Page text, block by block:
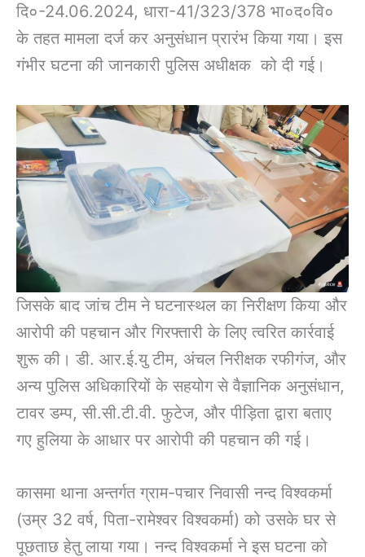
दि०-24.06.2024, धारा-41/323/378 भा०द०वि०
के तहत मामला दर्ज कर अनुसंधान प्रारंभ किया गया। इस
गंभीर घटना की जानकारी पुलिस अधीक्षक को दी गई।
जिसके बाद जांच टीम ने घटनास्थल का निरीक्षण किया और
आरोपी की पहचान और गिरफ्तारी के लिए त्वरित कार्रवाई
शुरू की। डी. आर.ई.यु टीम, अंचल निरीक्षक रफीगंज, और
अन्य पुलिस अधिकारियों के सहयोग से वैज्ञानिक अनुसंधान,
टावर डम्प, सी.सी.टी.वी. फुटेज, और पीड़िता द्वारा बताए
गए हुलिया के आधार पर आरोपी की पहचान की गई।
कासमा थाना अन्तर्गत ग्राम-पचार निवासी नन्द विश्वकर्मा
(उम्र 32 वर्ष, पिता-रामेश्वर विश्वकर्मा) को उसके घर से
पूछताछ हेतु लाया गया। नन्द विश्वकर्मा ने इस घटना को